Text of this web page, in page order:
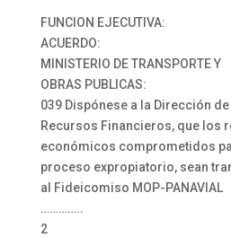
FUNCION EJECUTIVA:
ACUERDO:
MINISTERIO DE TRANSPORTE Y
OBRAS PUBLICAS:
039 Dispónese a la Dirección
Recursos Financieros, que los
económicos comprometidos
proceso expropiatorio, sean
al Fideicomiso MOP-PANAVIAL
…………..
2